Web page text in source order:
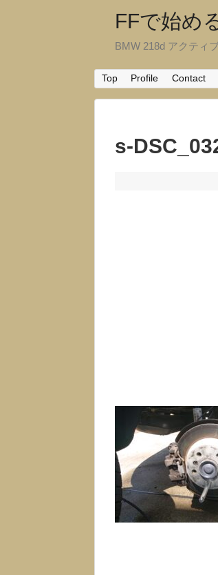
FFで始め
BMW 218d アクティ
Top Profile Contact
s-